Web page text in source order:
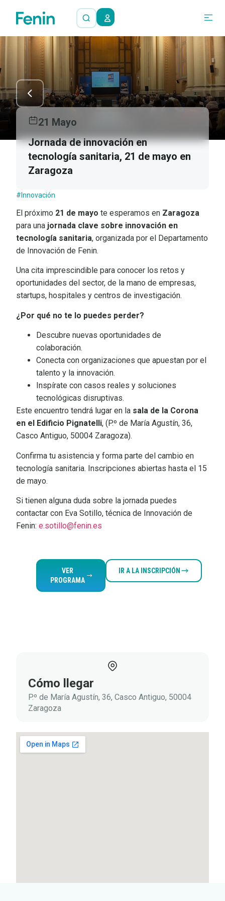
21 Mayo
Jornada de innovación en
tecnología sanitaria, 21 de mayo en
Zaragoza
#Innovación
El próximo 21 de mayo te esperamos en Zaragoza
para una jornada clave sobre innovación en
tecnología sanitaria, organizada por el Departamento
de Innovación de Fenin.
Una cita imprescindible para conocer los retos y
oportunidades del sector, de la mano de empresas,
startups, hospitales y centros de investigación.
¿Por qué no te lo puedes perder?
Descubre nuevas oportunidades de
colaboración.
Conecta con organizaciones que apuestan por el
talento y la innovación.
Inspírate con casos reales y soluciones
tecnológicas disruptivas.
Este encuentro tendrá lugar en la sala de la Corona
en el Edificio Pignatelli, (P.º de María Agustín, 36,
Casco Antiguo, 50004 Zaragoza).
Confirma tu asistencia y forma parte del cambio en
tecnología sanitaria. Inscripciones abiertas hasta el 15
de mayo.
Si tienen alguna duda sobre la jornada puedes
contactar con Eva Sotillo, técnica de Innovación de
Fenin: e.sotillo@fenin.es
VER
PROGRAMA
IR A LA INSCRIPCIÓN
Cómo llegar
P.º de María Agustín, 36, Casco Antiguo, 50004
Zaragoza